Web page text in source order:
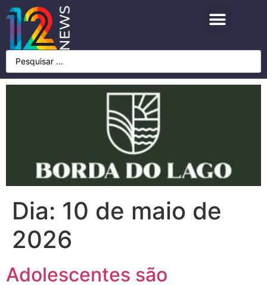
Dia: 10 de maio de
2026
Adolescentes são